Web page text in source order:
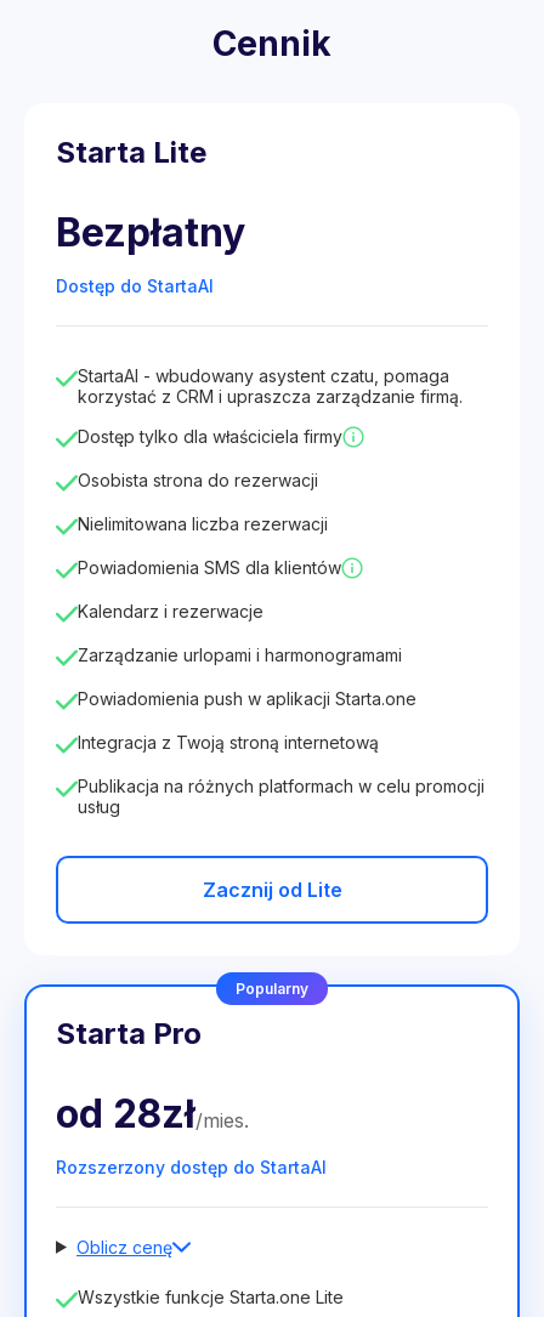
Cennik
Starta Lite
Bezpłatny
Dostęp do StartaAI
StartaAI - wbudowany asystent czatu, pomaga
korzystać z CRM i upraszcza zarządzanie firmą.
Dostęp tylko dla właściciela firmy
Osobista strona do rezerwacji
Nielimitowana liczba rezerwacji
Powiadomienia SMS dla klientów
Kalendarz i rezerwacje
Zarządzanie urlopami i harmonogramami
Powiadomienia push w aplikacji Starta.one
Integracja z Twoją stroną internetową
Publikacja na różnych platformach w celu promocji
usług
Zacznij od Lite
Popularny
Starta Pro
od 28zł/mies.
Rozszerzony dostęp do StartaAI
Oblicz cenę
Liczba pracowników
Wszystkie funkcje Starta.one Lite